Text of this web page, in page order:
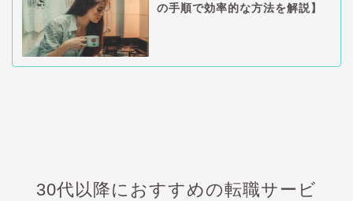
の手順で効率的な方法を解説】
30代以降におすすめの転職サービ